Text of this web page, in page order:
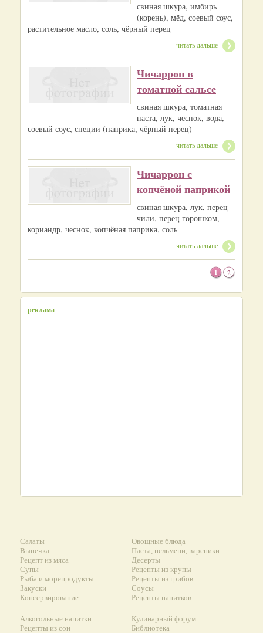
свиная шкура, имбирь
(корень), мёд, соевый соус,
растительное масло, соль, чёрный перец
читать дальше
Чичаррон в
томатной сальсе
свиная шкура, томатная
паста, лук, чеснок, вода,
соевый соус, специи (паприка, чёрный перец)
читать дальше
Чичаррон с
копчёной паприкой
свиная шкура, лук, перец
чили, перец горошком,
кориандр, чеснок, копчёная паприка, соль
читать дальше
1 2
реклама
Салаты
Выпечка
Рецепт из мяса
Супы
Рыба и морепродукты
Закуски
Консервирование
Овощные блюда
Паста, пельмени, вареники...
Десерты
Рецепты из крупы
Рецепты из грибов
Соусы
Рецепты напитков
Алкогольные напитки
Рецепты из сои
Кулинарный форум
Библиотека